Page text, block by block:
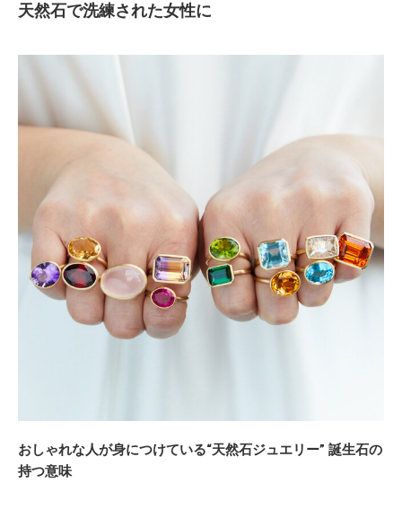
天然石で洗練された女性に
おしゃれな人が身につけている“天然石ジュエリー” 誕生石の
持つ意味